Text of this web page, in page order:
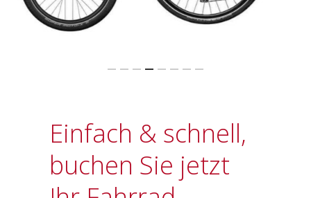
Einfach & schnell,
buchen Sie jetzt